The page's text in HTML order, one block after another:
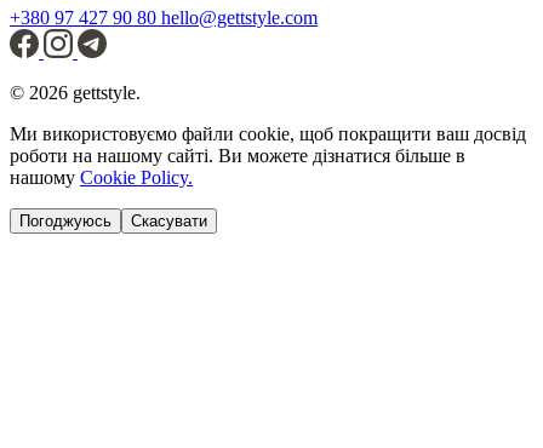
+380 97 427 90 80 hello@gettstyle.com
© 2026 gettstyle.
Ми використовуємо файли cookie, щоб покращити ваш досвід
роботи на нашому сайті. Ви можете дізнатися більше в
нашому Cookie Policy.
Погоджуюсь Скасувати